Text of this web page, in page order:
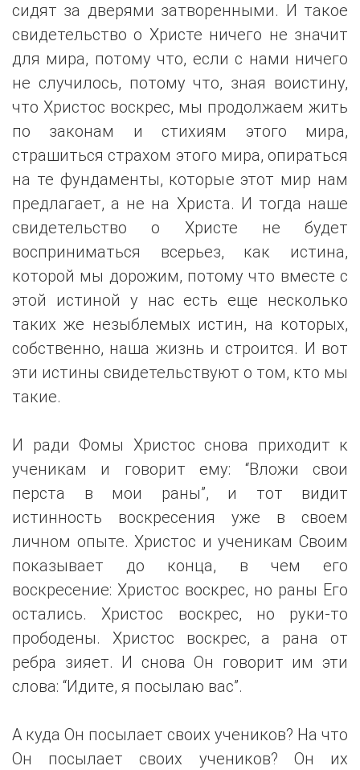
сидят за дверями затворенными. И такое
свидетельство о Христе ничего не значит
для мира, потому что, если с нами ничего
не случилось, потому что, зная воистину,
что Христос воскрес, мы продолжаем жить
по законам и стихиям этого мира,
страшиться страхом этого мира, опираться
на те фундаменты, которые этот мир нам
предлагает, а не на Христа. И тогда наше
свидетельство о Христе не будет
восприниматься всерьез, как истина,
которой мы дорожим, потому что вместе с
этой истиной у нас есть еще несколько
таких же незыблемых истин, на которых,
собственно, наша жизнь и строится. И вот
эти истины свидетельствуют о том, кто мы
такие.
И ради Фомы Христос снова приходит к
ученикам и говорит ему: “Вложи свои
перста в мои раны”, и тот видит
истинность воскресения уже в своем
личном опыте. Христос и ученикам Своим
показывает до конца, в чем его
воскресение: Христос воскрес, но раны Его
остались. Христос воскрес, но руки-то
прободены. Христос воскрес, а рана от
ребра зияет. И снова Он говорит им эти
слова: “Идите, я посылаю ваc”.
А куда Он посылает своих учеников? На что
Он посылает своих учеников? Он их